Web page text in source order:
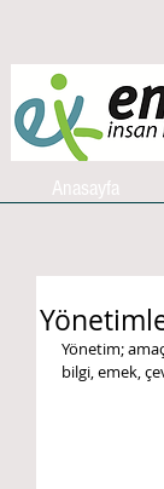
Anasayfa
Yönetim;
bilgi, emek,